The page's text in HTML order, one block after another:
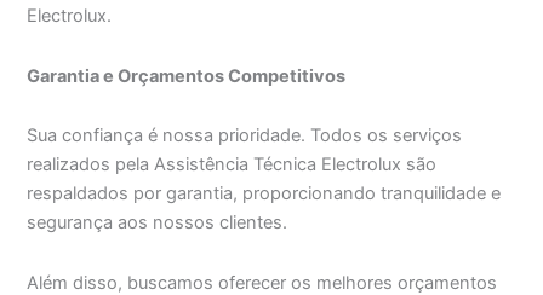
Electrolux.
Garantia e Orçamentos Competitivos
Sua confiança é nossa prioridade. Todos os serviços
realizados pela Assistência Técnica Electrolux são
respaldados por garantia, proporcionando tranquilidade e
segurança aos nossos clientes.
Além disso, buscamos oferecer os melhores orçamentos